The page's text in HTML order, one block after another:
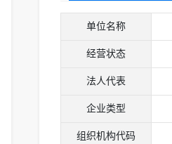
单位名称
经营状态
法人代表
企业类型
组织机构代码